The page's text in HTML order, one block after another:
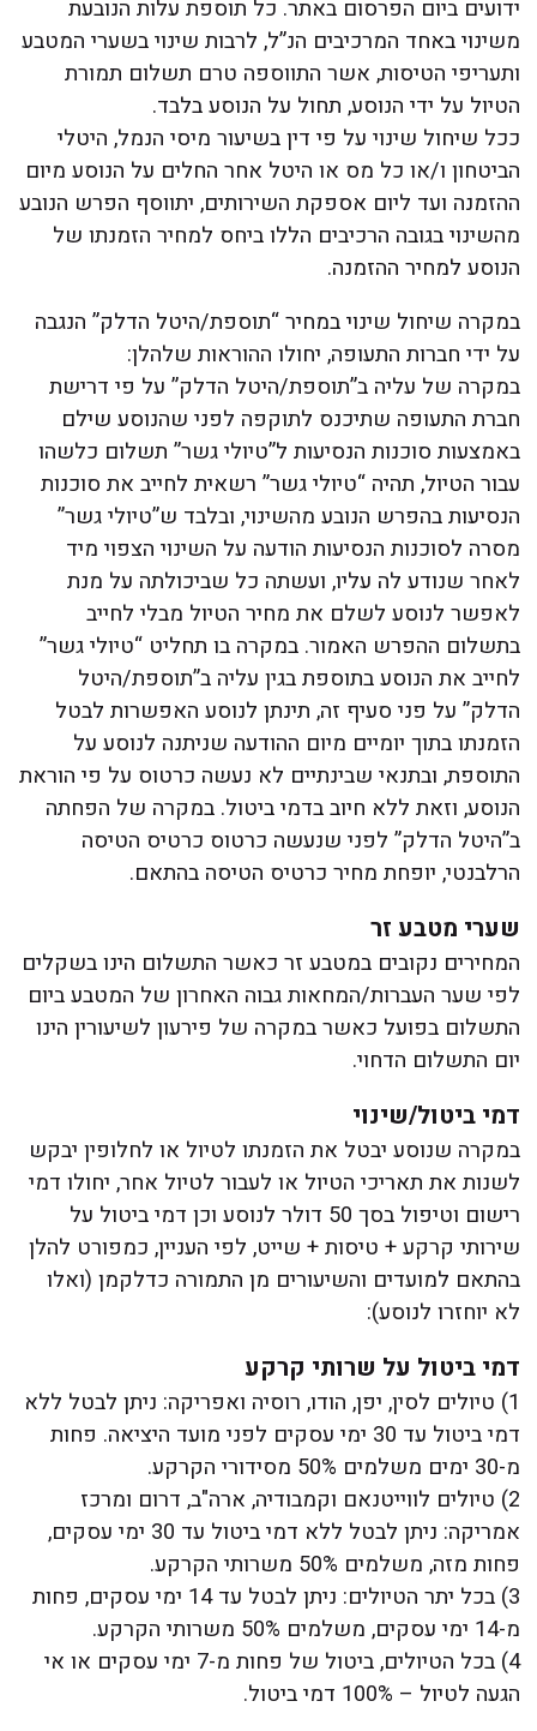
ידועים ביום הפרסום באתר. כל תוספת עלות הנובעת
משינוי באחד המרכיבים הנ”ל, לרבות שינוי בשערי המטבע
ותעריפי הטיסות, אשר התווספה טרם תשלום תמורת
הטיול על ידי הנוסע, תחול על הנוסע בלבד.
ככל שיחול שינוי על פי דין בשיעור מיסי הנמל, היטלי
הביטחון ו/או כל מס או היטל אחר החלים על הנוסע מיום
ההזמנה ועד ליום אספקת השירותים, יתווסף הפרש הנובע
מהשינוי בגובה הרכיבים הללו ביחס למחיר הזמנתו של
הנוסע למחיר ההזמנה.
במקרה שיחול שינוי במחיר “תוספת/היטל הדלק” הנגבה
על ידי חברות התעופה, יחולו ההוראות שלהלן:
במקרה של עליה ב”תוספת/היטל הדלק” על פי דרישת
חברת התעופה שתיכנס לתוקפה לפני שהנוסע שילם
באמצעות סוכנות הנסיעות ל”טיולי גשר” תשלום כלשהו
עבור הטיול, תהיה “טיולי גשר” רשאית לחייב את סוכנות
הנסיעות בהפרש הנובע מהשינוי, ובלבד ש”טיולי גשר”
מסרה לסוכנות הנסיעות הודעה על השינוי הצפוי מיד
לאחר שנודע לה עליו, ועשתה כל שביכולתה על מנת
לאפשר לנוסע לשלם את מחיר הטיול מבלי לחייב
בתשלום ההפרש האמור. במקרה בו תחליט “טיולי גשר”
לחייב את הנוסע בתוספת בגין עליה ב”תוספת/היטל
הדלק” על פני סעיף זה, תינתן לנוסע האפשרות לבטל
הזמנתו בתוך יומיים מיום ההודעה שניתנה לנוסע על
התוספת, ובתנאי שבינתיים לא נעשה כרטוס על פי הוראת
הנוסע, וזאת ללא חיוב בדמי ביטול. במקרה של הפחתה
ב”היטל הדלק” לפני שנעשה כרטוס כרטיס הטיסה
הרלבנטי, יופחת מחיר כרטיס הטיסה בהתאם.
שערי מטבע זר
המחירים נקובים במטבע זר כאשר התשלום הינו בשקלים
לפי שער העברות/המחאות גבוה האחרון של המטבע ביום
התשלום בפועל כאשר במקרה של פירעון לשיעורין הינו
יום התשלום הדחוי.
דמי ביטול/שינוי
במקרה שנוסע יבטל את הזמנתו לטיול או לחלופין יבקש
לשנות את תאריכי הטיול או לעבור לטיול אחר, יחולו דמי
רישום וטיפול בסך 50 דולר לנוסע וכן דמי ביטול על
שירותי קרקע + טיסות + שייט, לפי העניין, כמפורט להלן
בהתאם למועדים והשיעורים מן התמורה כדלקמן (ואלו
לא יוחזרו לנוסע):
דמי ביטול על שרותי קרקע
1) טיולים לסין, יפן, הודו, רוסיה ואפריקה: ניתן לבטל ללא
דמי ביטול עד 30 ימי עסקים לפני מועד היציאה. פחות
מ-30 ימים משלמים 50% מסידורי הקרקע.
2) טיולים לווייטנאם וקמבודיה, ארה"ב, דרום ומרכז
אמריקה: ניתן לבטל ללא דמי ביטול עד 30 ימי עסקים,
פחות מזה, משלמים 50% משרותי הקרקע.
3) בכל יתר הטיולים: ניתן לבטל עד 14 ימי עסקים, פחות
מ-14 ימי עסקים, משלמים 50% משרותי הקרקע.
4) בכל הטיולים, ביטול של פחות מ-7 ימי עסקים או אי
הגעה לטיול – 100% דמי ביטול.